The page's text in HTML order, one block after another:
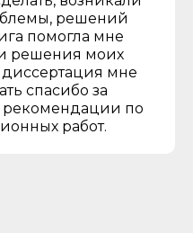
решений
помогла мне
решения моих
мне
спасибо за
рекомендации по
работ.